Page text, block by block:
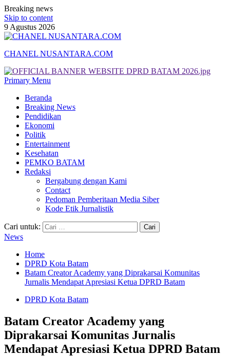
Breaking news
Skip to content
9 Agustus 2026
CHANEL NUSANTARA.COM
Primary Menu
Beranda
Breaking News
Pendidikan
Ekonomi
Politik
Entertainment
Kesehatan
PEMKO BATAM
Redaksi
Bergabung dengan Kami
Contact
Pedoman Pemberitaan Media Siber
Kode Etik Jurnalistik
Cari untuk:
News
Home
DPRD Kota Batam
Batam Creator Academy yang Diprakarsai Komunitas
Jurnalis Mendapat Apresiasi Ketua DPRD Batam
DPRD Kota Batam
Batam Creator Academy yang
Diprakarsai Komunitas Jurnalis
Mendapat Apresiasi Ketua DPRD Batam